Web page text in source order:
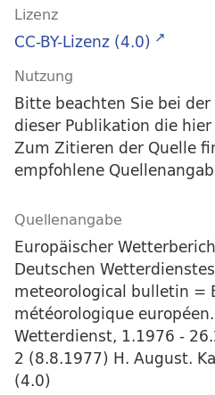
Lizenz
CC-BY-Lizenz (4.0)
Nutzung
Bitte beachten Sie bei
dieser Publikation die
Zum Zitieren der Quelle
empfohlene
Quellenangabe
Europäischer
Deutschen
meteorological bulletin =
météorologique
Wetterdienst, 1.1976 -
2 (8.8.1977) H. August.
(4.0)